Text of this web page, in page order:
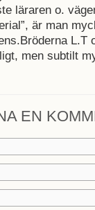
läraren o.
är man
L.T
men subtilt
EN